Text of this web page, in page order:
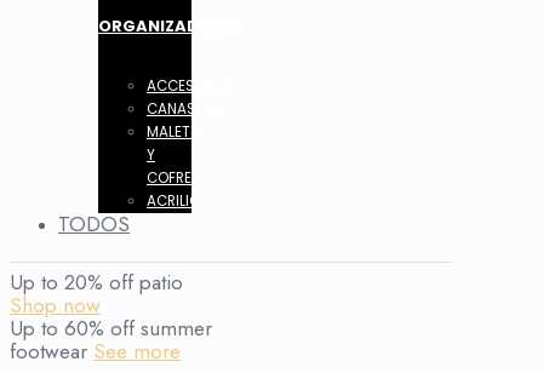
ORGANIZADORES
ACCESORIOS
CANASTOS
MALETIN
Y
COFRES
ACRILICO
TODOS
Up to 20% off patio
Shop now
Up to 60% off summer
footwear See more